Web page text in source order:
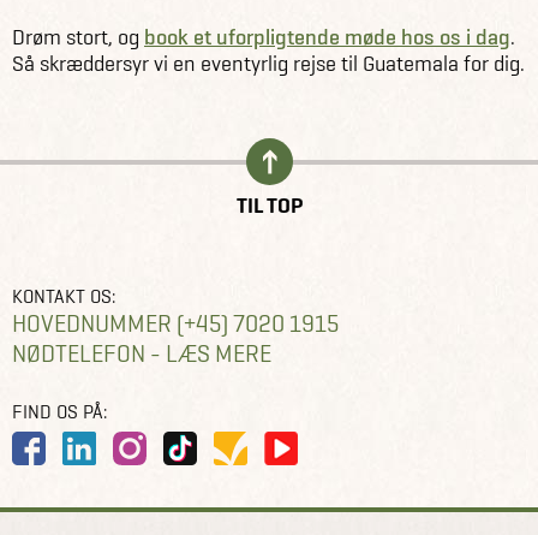
Drøm stort, og book et uforpligtende møde hos os i dag.
Så skræddersyr vi en eventyrlig rejse til Guatemala for dig.
TIL TOP
KONTAKT OS:
HOVEDNUMMER (+45) 7020 1915
NØDTELEFON - LÆS MERE
FIND OS PÅ: